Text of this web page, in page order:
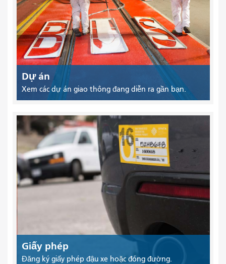
Dự án
Xem các dự án giao thông đang diễn ra gần bạn.
Giấy phép
Đăng ký giấy phép đậu xe hoặc đóng đường.